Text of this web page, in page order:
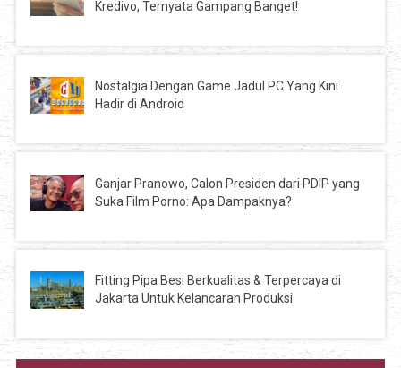
Kredivo, Ternyata Gampang Banget!
Nostalgia Dengan Game Jadul PC Yang Kini
Hadir di Android
Ganjar Pranowo, Calon Presiden dari PDIP yang
Suka Film Porno: Apa Dampaknya?
Fitting Pipa Besi Berkualitas & Terpercaya di
Jakarta Untuk Kelancaran Produksi